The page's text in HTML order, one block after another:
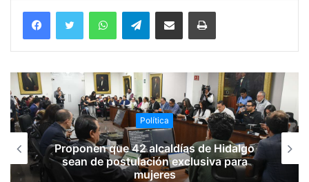
WhatsAppTelegramCompartir vía email Imprimir
Política
Proponen que 42 alcaldías de Hidalgo
sean de postulación exclusiva para
mujeres